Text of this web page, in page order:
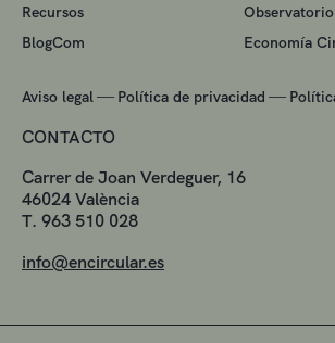
Recursos
Observatorio
BlogCom
Economía
Aviso legal — Política de privacidad —
CONTACTO
Carrer de Joan Verdeguer, 16
46024 València
T. 963 510 028
info@encircular.es